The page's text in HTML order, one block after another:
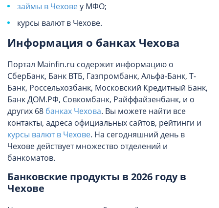
займы в Чеховеу МФО;
курсы валют в Чехове.
Информация о банках Чехова
Портал Mainfin.ru содержит информацию о
СберБанк, Банк ВТБ, Газпромбанк, Альфа-Банк, Т-
Банк, Россельхозбанк, Московский Кредитный Банк,
Банк ДОМ.РФ, Совкомбанк, Райффайзенбанк, и о
других 68 банках Чехова. Вы можете найти все
контакты, адреса официальных сайтов, рейтинги и
курсы валют в Чехове. На сегодняшний день в
Чехове действует множество отделений и
банкоматов.
Банковские продукты в 2026 году в
Чехове